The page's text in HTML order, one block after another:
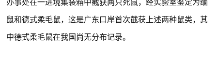
办事处在一进境集装箱中截获两只死鼠，经实验室鉴定为缅
鼠和德式柔毛鼠，这是广东口岸首次截获上述两种鼠类，其
中德式柔毛鼠在我国尚无分布记录。